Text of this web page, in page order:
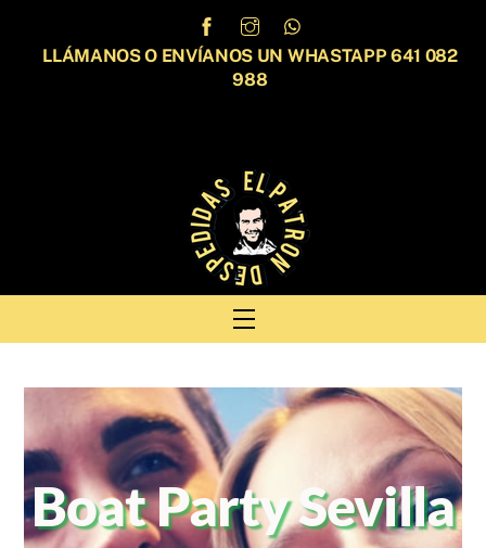
content
LLÁMANOS O ENVÍANOS UN WHASTAPP 641 082
988
Menu
Boat Party Sevilla